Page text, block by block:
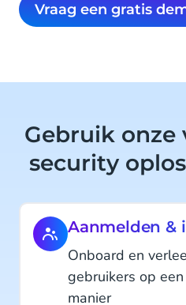
Vraag een gratis
Gebruik onze
security
Aanmelden &
Onboard en
gebruikers op
manier